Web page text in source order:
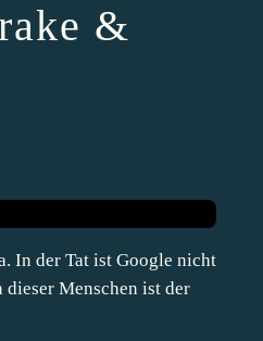
&
In der Tat ist Google nicht
dieser Menschen ist der